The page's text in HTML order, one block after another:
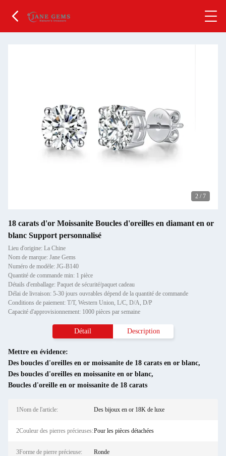
2 / 7
18 carats d'or Moissanite Boucles d'oreilles en diamant en or
blanc Support personnalisé
Lieu d'origine: La Chine
Nom de marque: Jane Gems
Numéro de modèle: JG-B140
Quantité de commande min: 1 pièce
Détails d'emballage: Paquet de sécurité/paquet cadeau
Délai de livraison: 5-30 jours ouvrables dépend de la quantité de commande
Conditions de paiement: T/T, Western Union, L/C, D/A, D/P
Capacité d'approvisionnement: 1000 pièces par semaine
Détail Description
Mettre en évidence:
Des boucles d'oreilles en or moissanite de 18 carats en or blanc,
Des boucles d'oreilles en moissanite en or blanc,
Boucles d'oreille en or moissanite de 18 carats
1Nom de l'article: Des bijoux en or 18K de luxe
2Couleur des pierres précieuses:Pour les pièces détachées
3Forme de pierre précieuse: Ronde